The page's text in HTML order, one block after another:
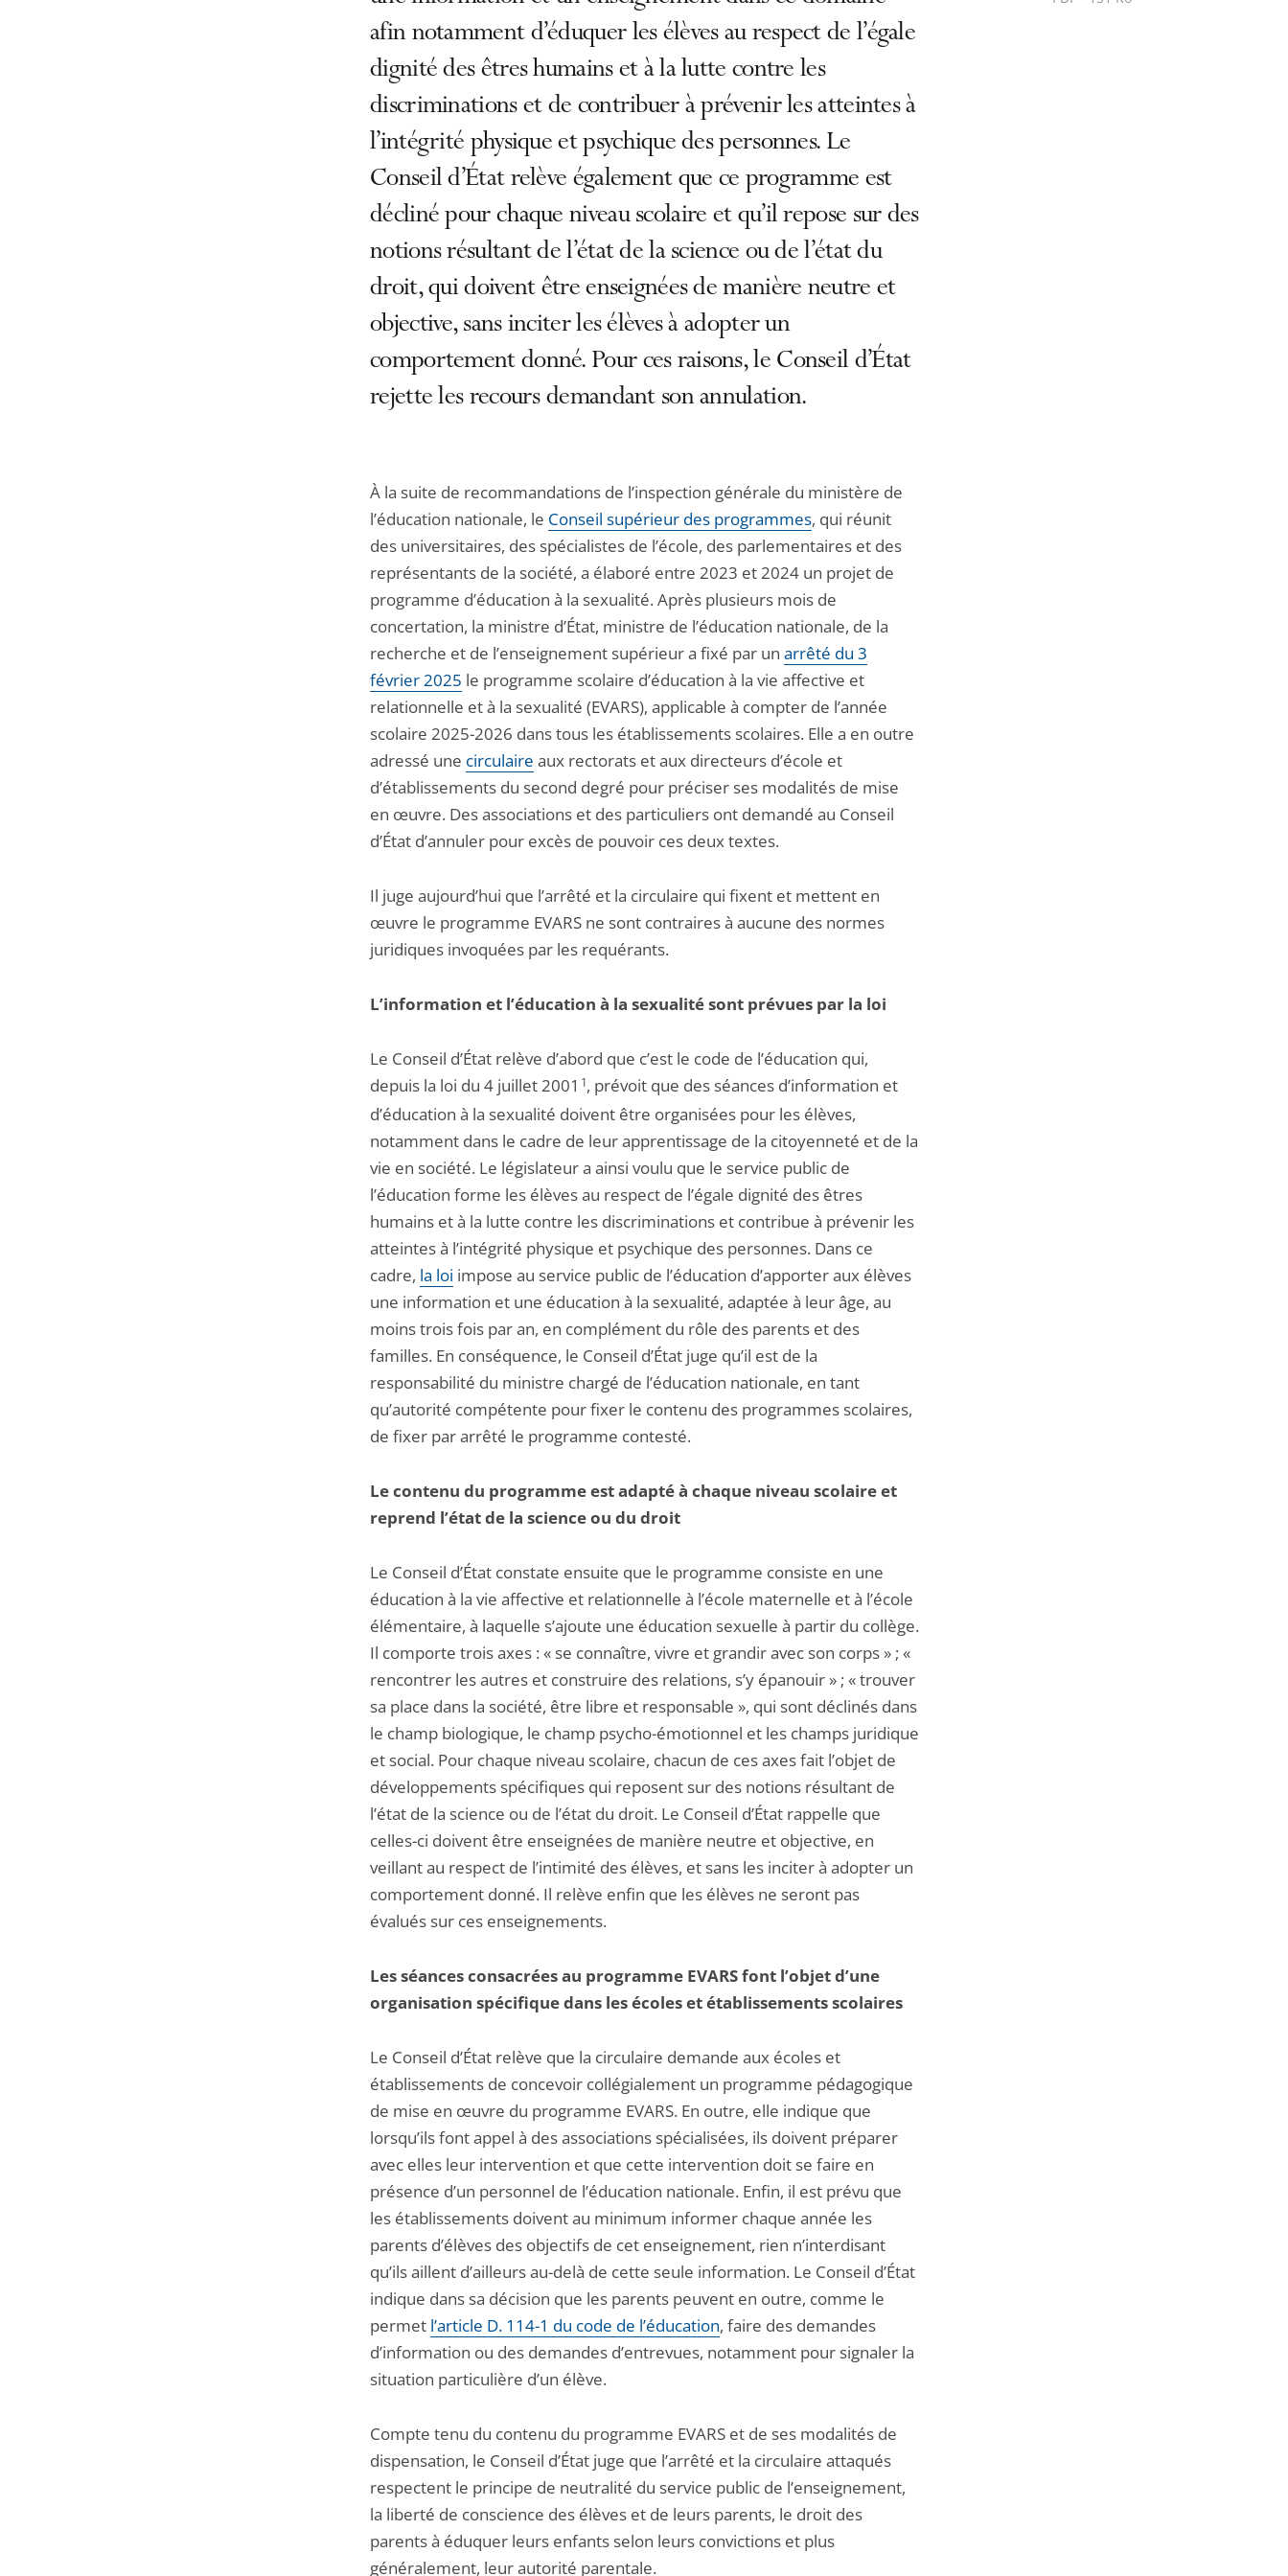
afin notamment d’éduquer les élèves au respect de l’égale
dignité des êtres humains et à la lutte contre les
discriminations et de contribuer à prévenir les atteintes à
l’intégrité physique et psychique des personnes. Le
Conseil d’État relève également que ce programme est
décliné pour chaque niveau scolaire et qu’il repose sur des
notions résultant de l’état de la science ou de l’état du
droit, qui doivent être enseignées de manière neutre et
objective, sans inciter les élèves à adopter un
comportement donné. Pour ces raisons, le Conseil d’État
rejette les recours demandant son annulation.
À la suite de recommandations de l’inspection générale du ministère de
l’éducation nationale, le Conseil supérieur des programmes, qui réunit
des universitaires, des spécialistes de l’école, des parlementaires et des
représentants de la société, a élaboré entre 2023 et 2024 un projet de
programme d’éducation à la sexualité. Après plusieurs mois de
concertation, la ministre d’État, ministre de l’éducation nationale, de la
recherche et de l’enseignement supérieur a fixé par un arrêté du 3
février 2025 le programme scolaire d’éducation à la vie affective et
relationnelle et à la sexualité (EVARS), applicable à compter de l’année
scolaire 2025-2026 dans tous les établissements scolaires. Elle a en outre
adressé une circulaire aux rectorats et aux directeurs d’école et
d’établissements du second degré pour préciser ses modalités de mise
en œuvre. Des associations et des particuliers ont demandé au Conseil
d’État d’annuler pour excès de pouvoir ces deux textes.
Il juge aujourd’hui que l’arrêté et la circulaire qui fixent et mettent en
œuvre le programme EVARS ne sont contraires à aucune des normes
juridiques invoquées par les requérants.
L’information et l’éducation à la sexualité sont prévues par la loi
Le Conseil d’État relève d’abord que c’est le code de l’éducation qui,
depuis la loi du 4 juillet 2001 1, prévoit que des séances d’information et
d’éducation à la sexualité doivent être organisées pour les élèves,
notamment dans le cadre de leur apprentissage de la citoyenneté et de la
vie en société. Le législateur a ainsi voulu que le service public de
l’éducation forme les élèves au respect de l’égale dignité des êtres
humains et à la lutte contre les discriminations et contribue à prévenir les
atteintes à l’intégrité physique et psychique des personnes. Dans ce
cadre, la loi impose au service public de l’éducation d’apporter aux élèves
une information et une éducation à la sexualité, adaptée à leur âge, au
moins trois fois par an, en complément du rôle des parents et des
familles. En conséquence, le Conseil d’État juge qu’il est de la
responsabilité du ministre chargé de l’éducation nationale, en tant
qu’autorité compétente pour fixer le contenu des programmes scolaires,
de fixer par arrêté le programme contesté.
Le contenu du programme est adapté à chaque niveau scolaire et
reprend l’état de la science ou du droit
Le Conseil d’État constate ensuite que le programme consiste en une
éducation à la vie affective et relationnelle à l’école maternelle et à l’école
élémentaire, à laquelle s’ajoute une éducation sexuelle à partir du collège.
Il comporte trois axes : « se connaître, vivre et grandir avec son corps » ; «
rencontrer les autres et construire des relations, s’y épanouir » ; « trouver
sa place dans la société, être libre et responsable », qui sont déclinés dans
le champ biologique, le champ psycho-émotionnel et les champs juridique
et social. Pour chaque niveau scolaire, chacun de ces axes fait l’objet de
développements spécifiques qui reposent sur des notions résultant de
l’état de la science ou de l’état du droit. Le Conseil d’État rappelle que
celles-ci doivent être enseignées de manière neutre et objective, en
veillant au respect de l’intimité des élèves, et sans les inciter à adopter un
comportement donné. Il relève enfin que les élèves ne seront pas
évalués sur ces enseignements.
Les séances consacrées au programme EVARS font l’objet d’une
organisation spécifique dans les écoles et établissements scolaires
Le Conseil d’État relève que la circulaire demande aux écoles et
établissements de concevoir collégialement un programme pédagogique
de mise en œuvre du programme EVARS. En outre, elle indique que
lorsqu’ils font appel à des associations spécialisées, ils doivent préparer
avec elles leur intervention et que cette intervention doit se faire en
présence d’un personnel de l’éducation nationale. Enfin, il est prévu que
les établissements doivent au minimum informer chaque année les
parents d’élèves des objectifs de cet enseignement, rien n’interdisant
qu’ils aillent d’ailleurs au-delà de cette seule information. Le Conseil d’État
indique dans sa décision que les parents peuvent en outre, comme le
permet l’article D. 114-1 du code de l’éducation, faire des demandes
d’information ou des demandes d’entrevues, notamment pour signaler la
situation particulière d’un élève.
Compte tenu du contenu du programme EVARS et de ses modalités de
dispensation, le Conseil d’État juge que l’arrêté et la circulaire attaqués
respectent le principe de neutralité du service public de l’enseignement,
la liberté de conscience des élèves et de leurs parents, le droit des
parents à éduquer leurs enfants selon leurs convictions et plus
généralement, leur autorité parentale.